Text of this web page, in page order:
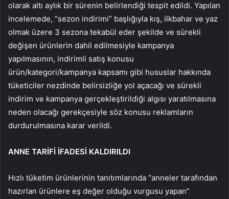
olarak altı aylık bir sürenin belirlendiği tespit edildi. Yapılan
incelemede, “sezon indirimi” başlığıyla kış, ilkbahar ve yaz
olmak üzere 3 sezona tekabül eder şekilde ve sürekli
değişen ürünlerin dahil edilmesiyle kampanya
yapılmasının, indirimli satış konusu
ürün/kategori/kampanya kapsamı gibi hususlar hakkında
tüketiciler nezdinde belirsizliğe yol açacağı ve sürekli
indirim ve kampanya gerçekleştirildiği algısı yaratılmasına
neden olacağı gerekçesiyle söz konusu reklamların
durdurulmasına karar verildi.
ANNE TARİFİ İFADESİ KALDIRILDI
Hızlı tüketim ürünlerinin tanıtımlarında “anneler tarafından
hazırlan ürünlere eş değer olduğu vurgusu yapan”